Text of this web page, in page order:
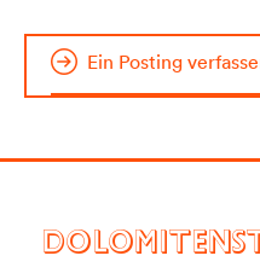
Ein Posting